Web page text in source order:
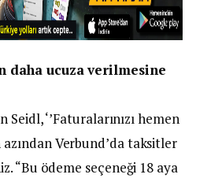
daha ucuza verilmesine
‘’Faturalarınızı hemen
Verbund’da taksitler
“Bu ödeme seçeneği 18 aya